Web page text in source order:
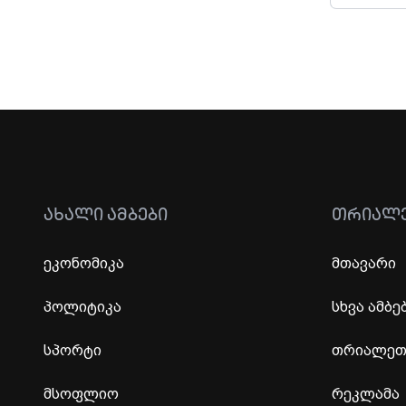
ᲐᲮᲐᲚᲘ ᲐᲛᲑᲔᲑᲘ
ეკონომიკა
პოლიტიკა
სპორტი
მსოფლიო
მთავარი
სხვა
რეკლამა